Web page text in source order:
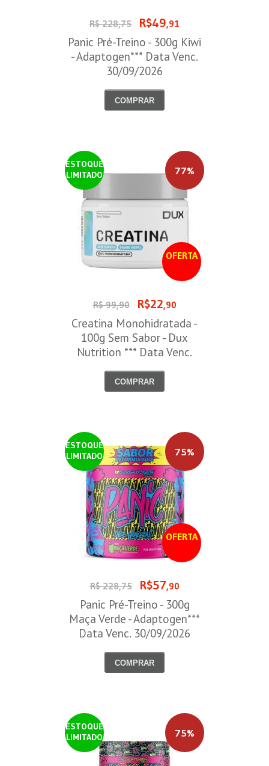
R$ 228,75 R$49,91
Panic Pré-Treino - 300g Kiwi
- Adaptogen*** Data Venc.
30/09/2026
COMPRAR
ESTOQUE
LIMITADO
OFERTA
77%
R$ 99,90 R$22,90
Creatina Monohidratada -
100g Sem Sabor - Dux
Nutrition *** Data Venc.
COMPRAR
ESTOQUE
LIMITADO
OFERTA
75%
R$ 228,75 R$57,90
Panic Pré-Treino - 300g
Maça Verde - Adaptogen***
Data Venc. 30/09/2026
COMPRAR
ESTOQUE
LIMITADO
75%